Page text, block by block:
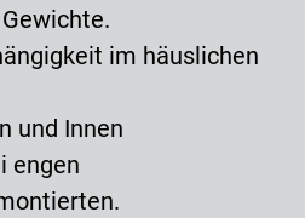
im häuslichen
und Innen
engen